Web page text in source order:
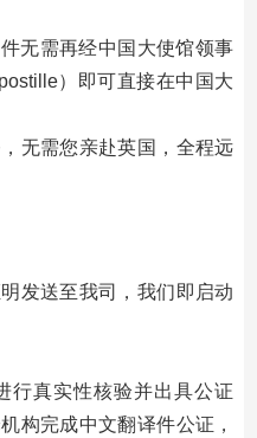
无需再经中国大使馆领事
）即可直接在中国大
无需您亲赴英国，全程远
发送至我司，我们即启动
行真实性核验并出具公证
构完成中文翻译件公证，